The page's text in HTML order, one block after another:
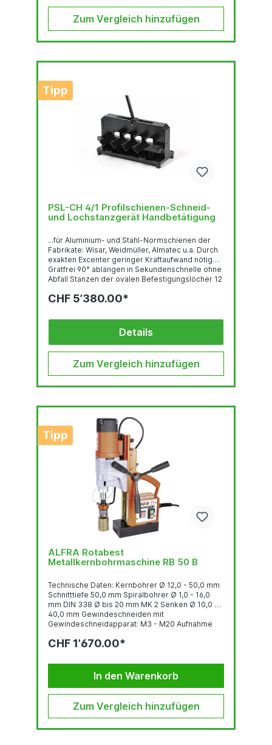
Zum Vergleich hinzufügen
Tipp
PSL-CH 4/1 Profilschienen-Schneid-
und Lochstanzgerät Handbetätigung
...für Aluminium- und Stahl-Normschienen der
Fabrikate: Wisar, Weidmüller, Almatec u.a. Durch
exakten Excenter geringer Kraftaufwand nötig
Gratfrei 90° ablängen in Sekundenschnelle ohne
Abfall Stanzen der ovalen Befestigungslöcher 12
Normschienen, Klemmschienen,
Tragschienen (EN-Norm) unabhängig vom
Profilhersteller Inkl. 4 Schneidkassettenpaare
Länge einsenden) ...
CHF 5’380.00*
Details
Zum Vergleich hinzufügen
Tipp
ALFRA Rotabest
Metallkernbohrmaschine RB 50 B
Technische Daten: Kernbohrer Ø 12,0 - 50,0 mm
Schnitttiefe 50,0 mm Spiralbohrer Ø 1,0 - 16,0
mm DIN 338 Ø bis 20 mm MK 2 Senken Ø 10,0 -
40,0 mm Gewindeschneiden mit
Gewindeschneidapparat: M3 - M20 Aufnahme
Gang Getriebe Lastdrehzahl 1. Stufe 250 U/min. 2.
Spannung 230 V 50/60 Hz Tool Force (10 mm
S235) Drill Point Load 3.500 N Magnethaftkraft
CHF 1’670.00*
In den Warenkorb
Zum Vergleich hinzufügen